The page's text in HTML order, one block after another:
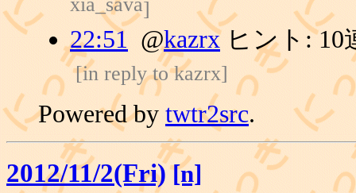
xia_sava]
22:51 @kazrxヒント: 10
[in reply to kazrx]
Powered by twtr2src.
2012/11/2(Fri) [n]